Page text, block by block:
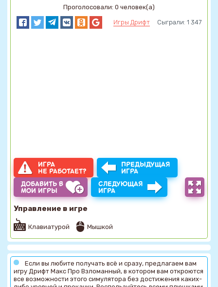
Проголосовали: 0 человек(а)
Игры Дрифт Сыграли: 1 347
ИГРА
НЕ РАБОТАЕТ?
ПРЕДЫДУЩАЯ
ИГРА
ДОБАВИТЬ В
МОИ ИГРЫ
СЛЕДУЮЩАЯ
ИГРА
Управление в игре
Клавиатурой Мышкой
Если вы любите получать всё и сразу, предлагаем вам
игру Дрифт Макс Про Взломанный, в котором вам откроются
все возможности этого симулятора без достижения каких-